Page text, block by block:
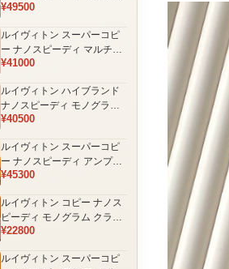
ム ブラックハンドル 2WAY
¥49500
ルイヴィトン スーパーコピ
ー ナノスピーディ マルチカ
ラーモノグラム ミニボスト
ス
¥41000
ルイヴィトン ハイブランド
ナノスピーディ モノグラム
シャドウ 2WAYミニバッグ
¥40500
ルイヴィトン スーパーコピ
ー ナノスピーディ アンプラ
ントレザー ミニボストンバ
すめ
¥45300
ルイヴィトン コピー ナノス
ピーディ モノグラム クラシ
ックデザイン ミニボストン
¥22800
ルイヴィトン スーパーコピ